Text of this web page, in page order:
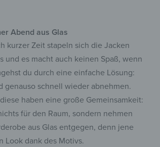
Abend aus Glas
kurzer Zeit stapeln sich die Jacken
und es macht auch keinen Spaß, wenn
du durch eine einfache Lösung:
genauso schnell wieder abnehmen.
haben eine große Gemeinsamkeit:
für den Raum, sondern nehmen
aus Glas entgegen, denn jene
Look dank des Motivs.